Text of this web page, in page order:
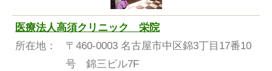
医療法人高須クリニック 栄院
所在地：
〒460-0003 名古屋市中区錦3丁目17番10
号 錦三ビル7F